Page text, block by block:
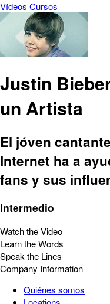
Vídeos Cursos
Justin
un Artista
El jóven
Internet ha a
fans y sus
Intermedio
Watch the Video
Learn the Words
Speak the Lines
Company Information
Quiénes somos